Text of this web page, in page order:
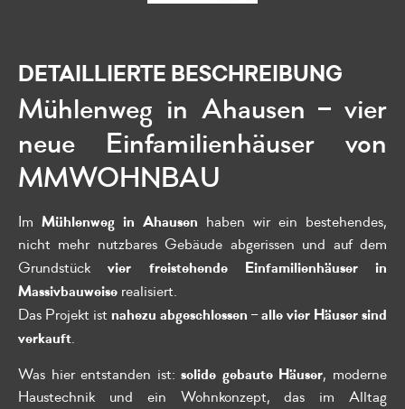
DETAILLIERTE BESCHREIBUNG
Mühlenweg in Ahausen – vier
neue Einfamilienhäuser von
MMWOHNBAU
Im Mühlenweg in Ahausen haben wir ein bestehendes,
nicht mehr nutzbares Gebäude abgerissen und auf dem
Grundstückvier freistehende Einfamilienhäuser in
Massivbauweise realisiert.
Das Projekt ist nahezu abgeschlossen –alle vier Häuser sind
verkauft.
Was hier entstanden ist:solide gebaute Häuser, moderne
Haustechnik und ein Wohnkonzept, das im Alltag